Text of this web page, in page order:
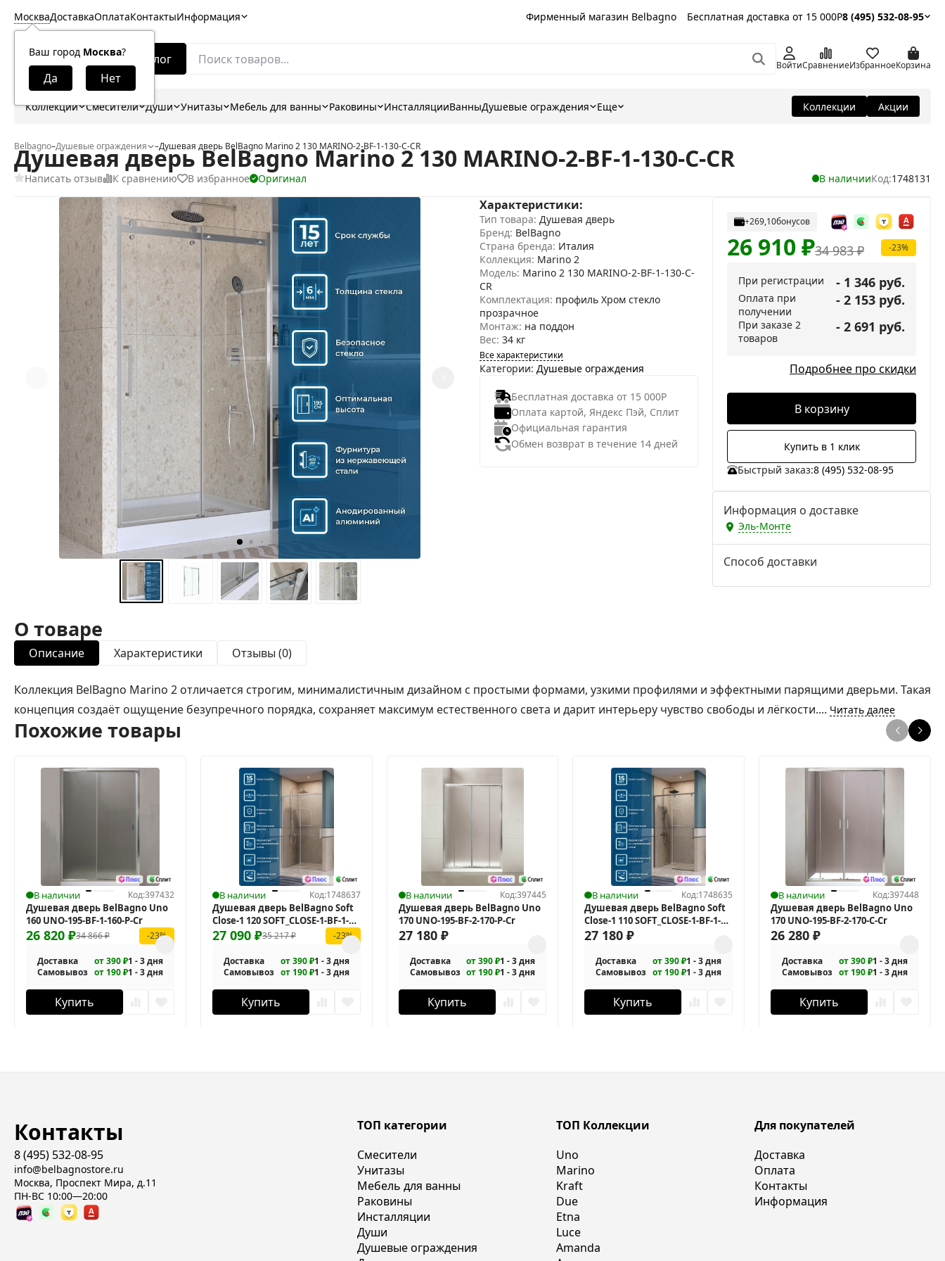
Москва
Ваш город Москва?
ДоставкаОплатаКонтактыИнформация Фирменный магазин Belbagno Бесплатная доставка от 15 000Р8 (495) 532-08-95
Каталог ВойтиСравнениеИзбранноеКорзина
Коллекции Смесители Души Унитазы Мебель для ванны Раковины ИнсталляцииВанныДушевые ограждения Еще Коллекции Акции
Belbagno–Душевые ограждения –Душевая дверь BelBagno Marino 2 130 MARINO-2-BF-1-130-C-CR
Душевая дверь BelBagno Marino 2 130 MARINO-2-BF-1-130-C-CR
Написать отзыв К сравнению В избранное Оригинал В наличииКод:1748131
Характеристики:
Тип товара: Душевая дверь
Бренд: BelBagno
Страна бренда: Италия
Коллекция: Marino 2
Модель: Marino 2 130 MARINO-2-BF-1-130-C-
CR
Комплектация: профиль Хром стекло
прозрачное
Монтаж: на поддон
Вес: 34 кг
Все характеристики
Категории: Душевые ограждения
Бесплатная доставка от 15 000Р
Оплата картой, Яндекс Пэй, Сплит
Официальная гарантия
Обмен возврат в течение 14 дней
+269,10бонусов
34 983₽
26 910₽ -23%
При регистрации - 1 346 руб.
Оплата при
получении
- 2 153 руб.
При заказе 2
товаров
- 2 691 руб.
Подробнее про скидки
В корзину
Купить в 1 клик
Быстрый заказ:8 (495) 532-08-95
Информация о доставке
Эль-Монте
Способ доставки
О товаре
Описание Характеристики Отзывы (0)
Коллекция BelBagno Marino 2 отличается строгим, минималистичным дизайном с простыми формами, узкими профилями и эффектными парящими дверьми. Такая
концепция создаёт ощущение безупречного порядка, сохраняет максимум естественного света и дарит интерьеру чувство свободы и лёгкости.... Читать далее
Похожие товары
В наличии Код:397432
Душевая дверь BelBagno Uno
160 UNO-195-BF-1-160-P-Cr
34 866₽
26 820 ₽ -23%
Доставка от 390 ₽1 - 3 дня
Самовывоз от 190 ₽1 - 3 дня
Купить
В наличии Код:1748637
Душевая дверь BelBagno Soft
Close-1 120 SOFT_CLOSE-1-BF-1-
120-C-Cr
35 217₽
27 090 ₽ -23%
Доставка от 390 ₽1 - 3 дня
Самовывоз от 190 ₽1 - 3 дня
Купить
В наличии Код:397445
Душевая дверь BelBagno Uno
170 UNO-195-BF-2-170-P-Cr
27 180 ₽
Доставка от 390 ₽1 - 3 дня
Самовывоз от 190 ₽1 - 3 дня
Купить
В наличии Код:1748635
Душевая дверь BelBagno Soft
Close-1 110 SOFT_CLOSE-1-BF-1-
110-C-GM
27 180₽
Доставка от 390 ₽1 - 3 дня
Самовывоз от 190 ₽1 - 3 дня
Купить
В наличии Код:397448
Душевая дверь BelBagno Uno
170 UNO-195-BF-2-170-C-Cr
26 280₽
Доставка от 390 ₽1 - 3 дня
Самовывоз от 190 ₽1 - 3 дня
Купить
Контакты
8 (495) 532-08-95
info@belbagnostore.ru
Москва, Проспект Мира, д.11
ПН-ВС 10:00—20:00
ТОП категории
Смесители
Унитазы
Мебель для ванны
Раковины
Инсталляции
Души
Душевые ограждения
ТОП Коллекции
Uno
Marino
Kraft
Due
Etna
Luce
Amanda
Для покупателей
Доставка
Оплата
Контакты
Информация